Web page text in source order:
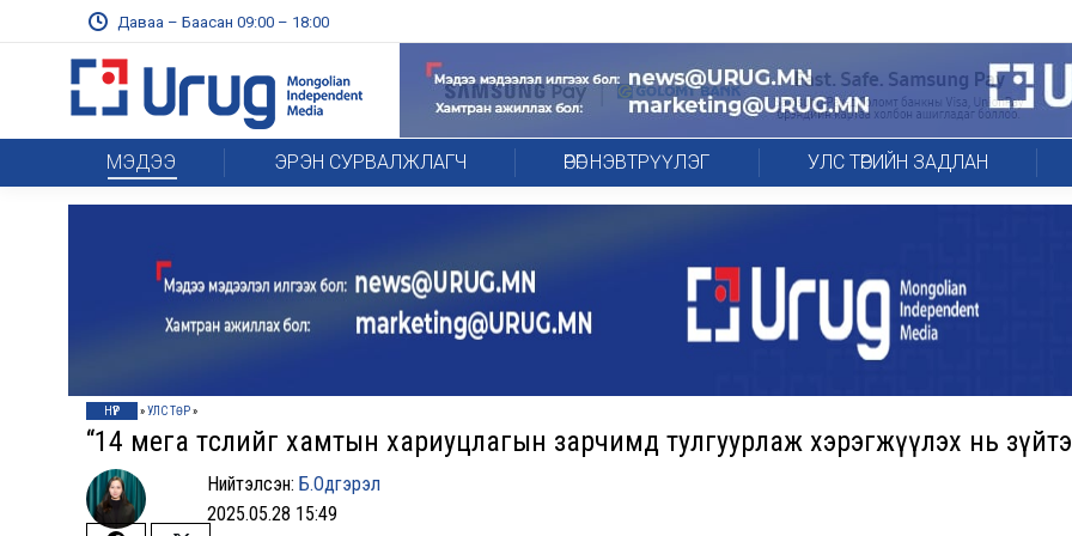
Даваа – Баасан 09:00 – 18:00
МЭДЭЭ ЭРЭН СУРВАЛЖЛАГЧ ӨРӨГ НЭВТРҮҮЛЭГ УЛС ТӨРИЙН ЗАДЛАН
НҮҮР »УЛС ТӨР»
“14 мега төслийг хамтын хариуцлагын зарчимд тулгуурлаж хэрэгжүүлэх нь
Нийтэлсэн:Б.Одгэрэл
2025.05.28 15:49